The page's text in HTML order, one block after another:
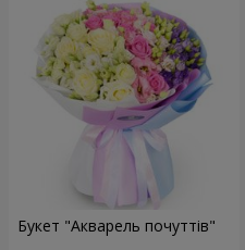
Букет "Акварель почуттів"